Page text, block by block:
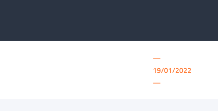
—
19/01/2022
—